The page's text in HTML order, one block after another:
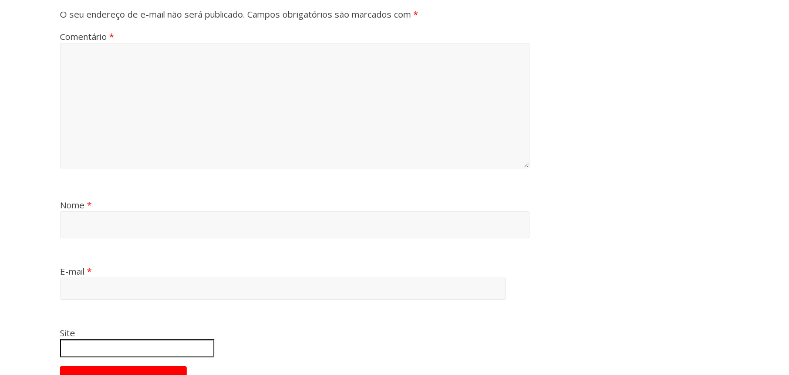
O seu endereço de e-mail não será publicado. Campos obrigatórios são marcados com *
Comentário *
Nome *
E-mail *
Site